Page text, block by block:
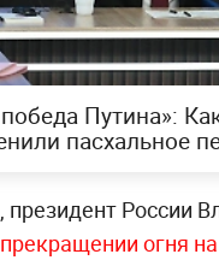
Путина»:
пасхальное
России
огня